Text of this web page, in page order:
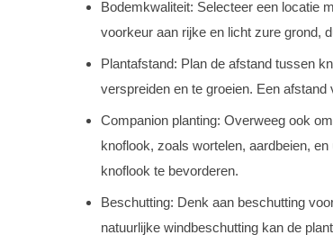
Bodemkwaliteit: Selecteer een locatie
voorkeur aan rijke en licht zure grond,
Plantafstand: Plan de afstand tussen
verspreiden en te groeien. Een
Companion planting: Overweeg ook
knoflook, zoals wortelen, aardbeien,
knoflook te bevorderen.
Beschutting: Denk aan beschutting
natuurlijke windbeschutting kan de